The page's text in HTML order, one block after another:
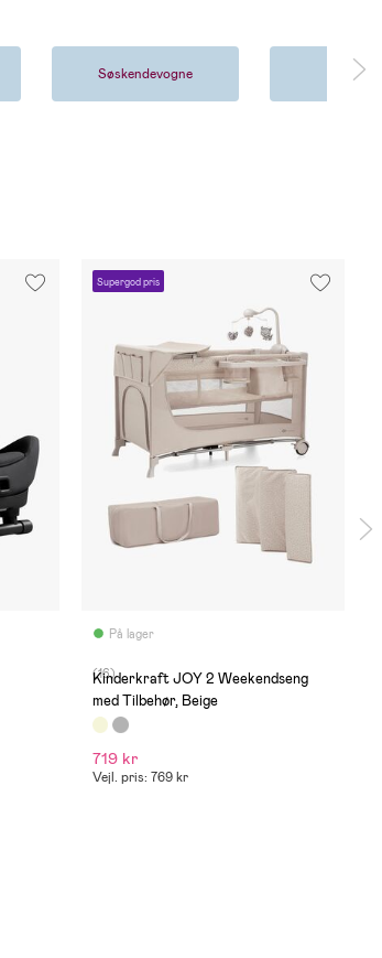
Søskendevogne
Supergod pris
På lager
(16)
Kinderkraft JOY 2 Weekendseng
med Tilbehør, Beige
719 kr
Vejl. pris: 769 kr